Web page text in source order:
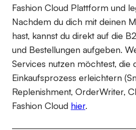
Fashion Cloud Plattform und
Nachdem du dich mit deinen
hast, kannst du direkt auf die
und Bestellungen aufgeben.
Services nutzen möchtest, die
Einkaufsprozess erleichtern
Replenishment, OrderWriter,
Fashion Cloud hier.